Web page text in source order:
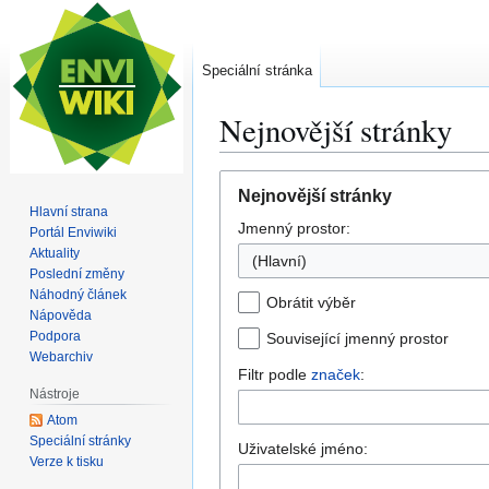
Nejnovější stránky
navigaci
vyhledávání
Nejnovější stránky
Jmenný prostor:
(Hlavní)
Obrátit výběr
Související jmenný prostor
Filtr podle značek:
Uživatelské jméno:
Speciální stránka
Hlavní strana
Portál Enviwiki
Aktuality
Poslední změny
Náhodný článek
Nápověda
Podpora
Webarchiv
Nástroje
Atom
Speciální stránky
Verze k tisku